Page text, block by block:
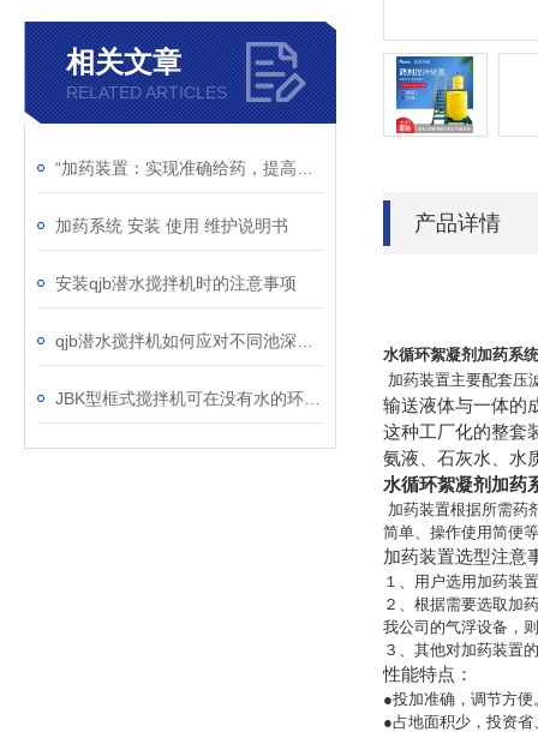
相关文章
RELATED ARTICLES
加药系统 安装 使用 维护说明书
安装qjb潜水搅拌机时的注意事项
产品详情
水循环絮凝剂加药系
加药装置主要配套压
输送液体与一体的
这种工厂化的整套
氨液、石灰水、水
水循环絮凝剂加药
加药装置根据所需药
简单、操作使用简便
加药装置选型注意
１、用户选用加药装
２、根据需要选取加
我公司的气浮设备，
３、其他对加药装置
性能特点：
●投加准确，调节方
●占地面积少，投资